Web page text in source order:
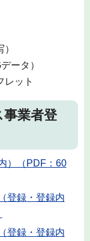
タ）
ット
事業者登
）（PDF：60
登録・登録内
登録・登録内